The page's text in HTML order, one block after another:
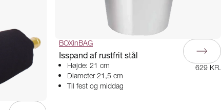
BOXinBAG
Isspand af rustfrit stål
Højde: 21 cm
Diameter 21,5 cm
Til fest og middag
629 KR.